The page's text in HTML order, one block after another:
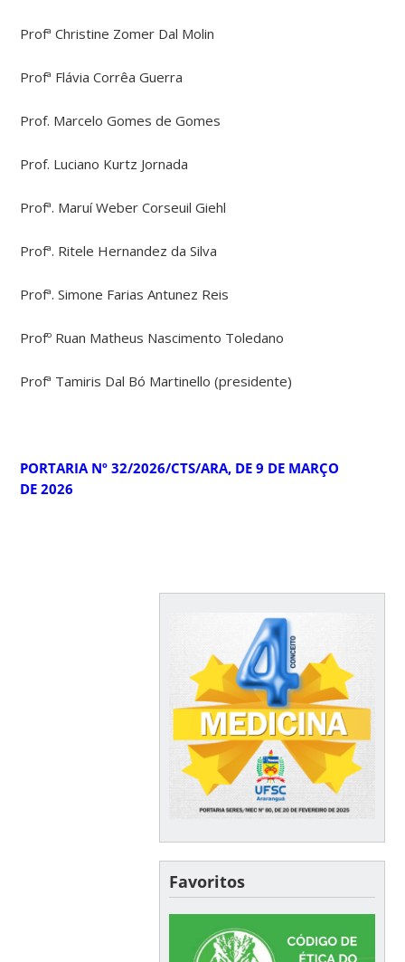
Profª Christine Zomer Dal Molin
Profª Flávia Corrêa Guerra
Prof. Marcelo Gomes de Gomes
Prof. Luciano Kurtz Jornada
Profª. Maruí Weber Corseuil Giehl
Profª. Ritele Hernandez da Silva
Profª. Simone Farias Antunez Reis
Profº Ruan Matheus Nascimento Toledano
Profª Tamiris Dal Bó Martinello (presidente)
PORTARIA Nº 32/2026/CTS/ARA, DE 9 DE MARÇO
DE 2026
Favoritos